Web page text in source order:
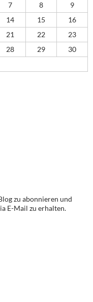
7 8
9
14 15
16
21 22
23
28 29
30
zu abonnieren und
E-Mail zu erhalten.